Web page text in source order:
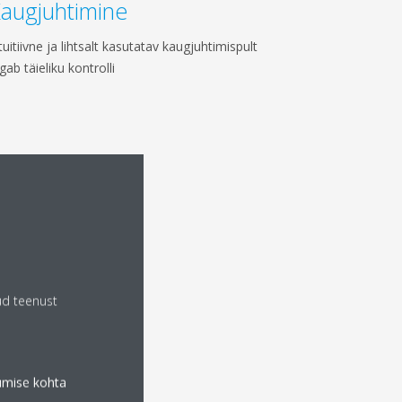
ja lihtsalt kasutatav kaugjuhtimispult
täieliku kontrolli
teenust
kohta